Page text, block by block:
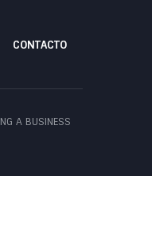
CONTACTO
A BUSINESS